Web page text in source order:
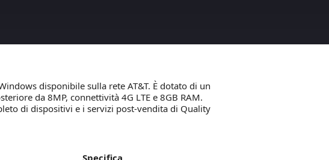
disponibile sulla rete AT&T. È dotato di un
da 8MP, connettività 4G LTE e 8GB RAM.
di dispositivi e i servizi post-vendita di Quality
Specifica